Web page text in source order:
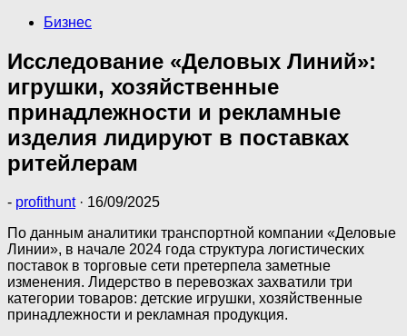
Бизнес
Исследование «Деловых Линий»:
игрушки, хозяйственные
принадлежности и рекламные
изделия лидируют в поставках
ритейлерам
- profithunt · 16/09/2025
По данным аналитики транспортной компании «Деловые
Линии», в начале 2024 года структура логистических
поставок в торговые сети претерпела заметные
изменения. Лидерство в перевозках захватили три
категории товаров: детские игрушки, хозяйственные
принадлежности и рекламная продукция.